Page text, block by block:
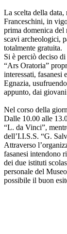
La scelta della data,
Franceschini, in
prima domenica del
scavi archeologici,
totalmente gratuita.
Si è perciò deciso
“Ars Oratoria”
interessati, fasanesi
Egnazia,
appunto, dai
Nel corso della
Dalle 10.00 alle
“L. da Vinci”,
dell’I.I.S.S. “G.
Attraverso
fasanesi intendono
dei due istituti
personale del
possibile il buon